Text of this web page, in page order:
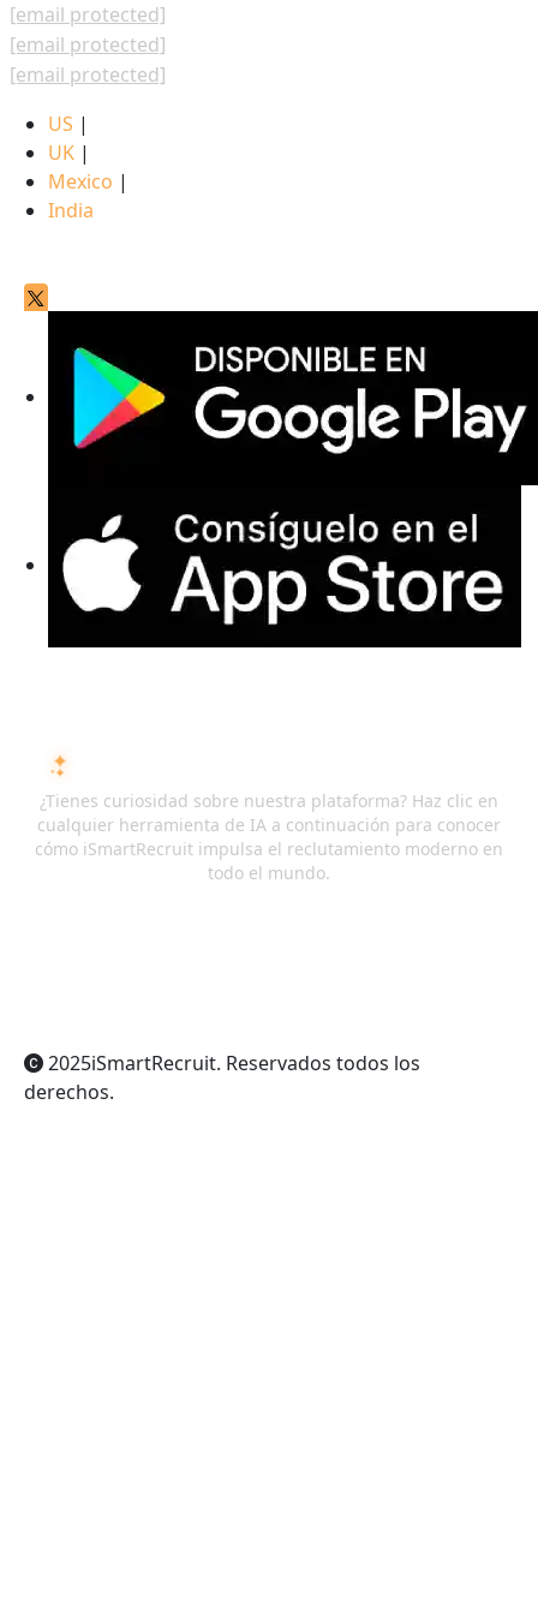
[email protected]
[email protected]
[email protected]
US |
UK |
Mexico |
India
¿Tienes curiosidad sobre nuestra plataforma? Haz clic en
cualquier herramienta de IA a continuación para conocer
cómo iSmartRecruit impulsa el reclutamiento moderno en
todo el mundo.
2025iSmartRecruit. Reservados todos los
derechos.